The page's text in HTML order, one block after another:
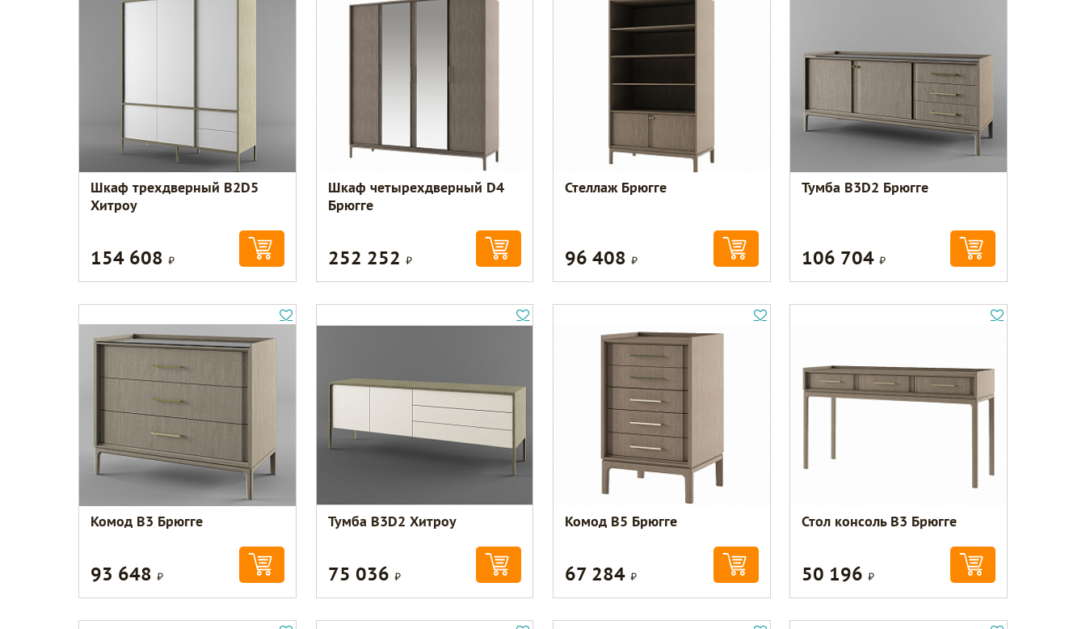
Шкаф трехдверный В2D5
Хитроу
154 608Р
Шкаф четырехдверный D4
Брюгге
252 252 Р
Стеллаж Брюгге
96 408 Р
Тумба В3D2 Брюгге
106 704Р
Комод В3 Брюгге
93 648Р
Тумба В3D2 Хитроу
75 036 Р
Комод B5 Брюгге
67 284 Р
Стол консоль B3 Брюгге
50 196Р